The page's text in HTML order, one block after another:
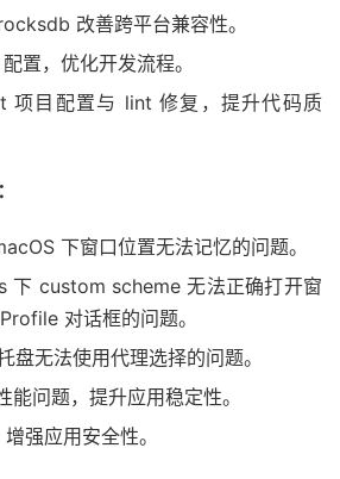
改善跨平台兼容性。
置，优化开发流程。
项目配置与 lint 修复，提升代码质
下窗口位置无法记忆的问题。
下 custom scheme 无法正确打开窗
对话框的问题。
盘无法使用代理选择的问题。
能问题，提升应用稳定性。
强应用安全性。